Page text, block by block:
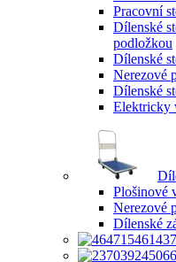
Pracovní
Dílenské
podložkou
Dílenské
Nerezové
Dílenské
Elektricky
Plošinové
Nerezové
Dílenské